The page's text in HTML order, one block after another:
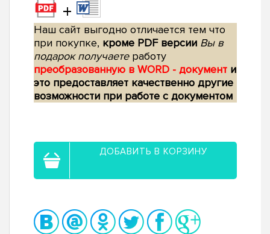
+
Наш сайт выгодно отличается тем что
при покупке, кроме PDF версии Вы в
подарок получаетеработу
преобразованную в WORD - документ и
это предоставляет качественно другие
возможности при работе с документом
ДОБАВИТЬ В КОРЗИНУ